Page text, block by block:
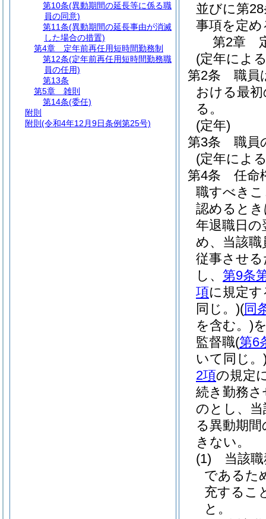
並びに第
事項を定
第2章
(定年によ
第2条
職員
おける最
る。
(定年)
第3条
職員
(定年によ
第4条
任命
職すべき
認めると
年退職日
め、当該
従事させ
し、 第9条
項に規定
同じ。)(同
を含む。)
監督職(第6
いて同じ。
2項の規定
続き勤務
のとし、
る異動期
きない。
(1)
当該
であるた
充するこ
と。
第10条(異動期間の延長等に係る職
員の同意)
第11条(異動期間の延長事由が消滅
した場合の措置)
第4章
定年前再任用短時間勤務制
第12条(定年前再任用短時間勤務職
員の任用)
第13条
第5章
雑則
第14条(委任)
附則
附則 (令和4年12月9日条例第25号)